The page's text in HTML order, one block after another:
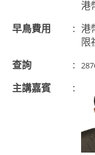
港
早鳥費用
: 港
限
查詢
:
主講嘉賓 :